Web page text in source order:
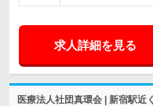
求人詳細を見る
医療法人社団真環会 | 新宿駅近